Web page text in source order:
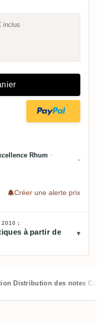
inclus
Rhum ·
Créer une alerte prix
2010 :
à partir de
Distribution des notes